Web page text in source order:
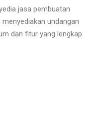
jasa pembuatan
undangan
dan fitur yang lengkap.